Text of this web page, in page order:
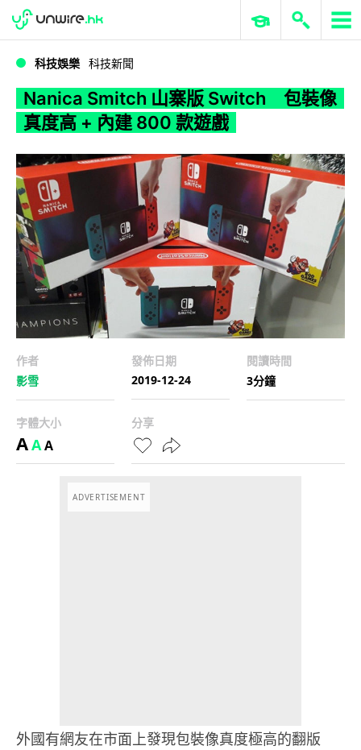
WWDC 2026 ERP 與商業 AI
科技娛樂 科技新聞
Nanica Smitch 山寨版 Switch 包裝像
真度高 + 內建 800 款遊戲
作者
影雪
發佈日期
2019-12-24
閱讀時間
3分鐘
字體大小
AAA
分享
ADVERTISEMENT
外國有網友在市面上發現包裝像真度極高的翻版